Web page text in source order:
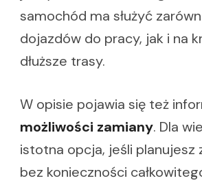
samochód ma służyć
dojazdów do pracy, jak i na
dłuższe trasy.
W opisie pojawia się też
możliwości zamiany. Dla
istotna opcja, jeśli planujesz
bez konieczności